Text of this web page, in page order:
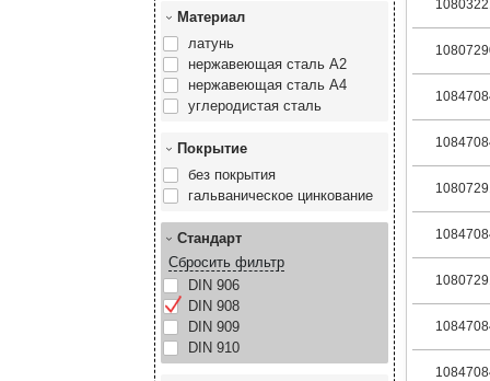
Материал
латунь
нержавеющая сталь А2
нержавеющая сталь А4
углеродистая сталь
Покрытие
без покрытия
гальваническое цинкование
Стандарт
Сбросить фильтр
DIN 906
DIN 908
DIN 909
DIN 910